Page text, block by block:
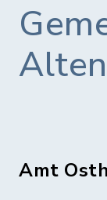
Amt